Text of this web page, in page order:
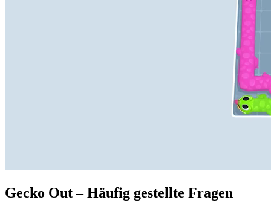
Gecko Out – Häufig gestellte Fragen